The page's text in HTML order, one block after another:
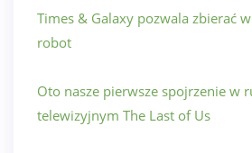
Times & Galaxy pozwala zbierać
robot
Oto nasze pierwsze spojrzenie w
telewizyjnym The Last of Us